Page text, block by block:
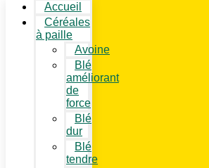
Accueil
Céréales
à paille
Avoine
Blé
améliorant
de
force
Blé
dur
Blé
tendre